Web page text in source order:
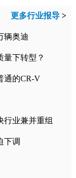
更多行业报导 >
辆奥迪
量下转型？
通的CR-V
行业兼并重组
下调